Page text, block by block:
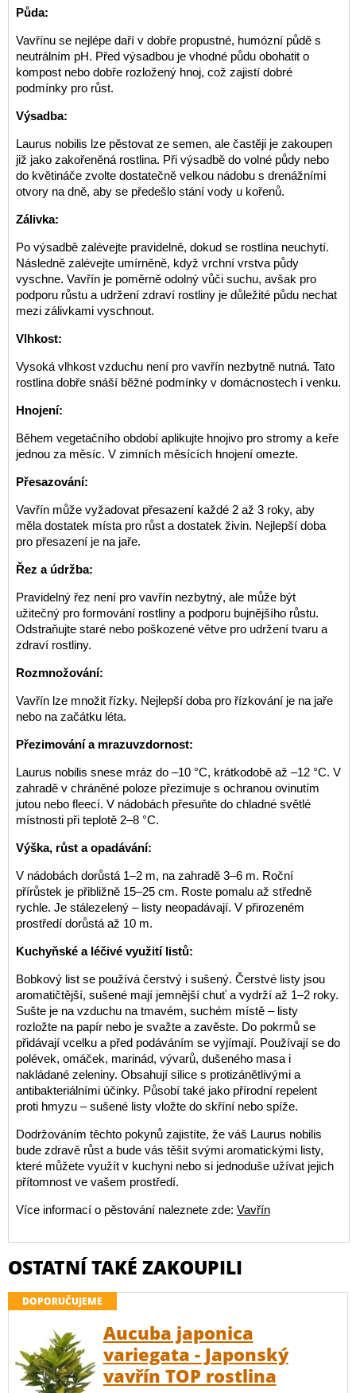
Půda:
Vavřínu se nejlépe daří v dobře propustné, humózní půdě s
neutrálním pH. Před výsadbou je vhodné půdu obohatit o
kompost nebo dobře rozložený hnoj, což zajistí dobré
podmínky pro růst.
Výsadba:
Laurus nobilis lze pěstovat ze semen, ale častěji je zakoupen
již jako zakořeněná rostlina. Při výsadbě do volné půdy nebo
do květináče zvolte dostatečně velkou nádobu s drenážními
otvory na dně, aby se předešlo stání vody u kořenů.
Zálivka:
Po výsadbě zalévejte pravidelně, dokud se rostlina neuchytí.
Následně zalévejte umírněně, když vrchní vrstva půdy
vyschne. Vavřín je poměrně odolný vůči suchu, avšak pro
podporu růstu a udržení zdraví rostliny je důležité půdu nechat
mezi zálivkami vyschnout.
Vlhkost:
Vysoká vlhkost vzduchu není pro vavřín nezbytně nutná. Tato
rostlina dobře snáší běžné podmínky v domácnostech i venku.
Hnojení:
Během vegetačního období aplikujte hnojivo pro stromy a keře
jednou za měsíc. V zimních měsících hnojení omezte.
Přesazování:
Vavřín může vyžadovat přesazení každé 2 až 3 roky, aby
měla dostatek místa pro růst a dostatek živin. Nejlepší doba
pro přesazení je na jaře.
Řez a údržba:
Pravidelný řez není pro vavřín nezbytný, ale může být
užitečný pro formování rostliny a podporu bujnějšího růstu.
Odstraňujte staré nebo poškozené větve pro udržení tvaru a
zdraví rostliny.
Rozmnožování:
Vavřín lze množit řízky. Nejlepší doba pro řízkování je na jaře
nebo na začátku léta.
Přezimování a mrazuvzdornost:
Laurus nobilis snese mráz do –10 °C, krátkodobě až –12 °C. V
zahradě v chráněné poloze přezimuje s ochranou ovinutím
jutou nebo fleecí. V nádobách přesuňte do chladné světlé
místnosti při teplotě 2–8 °C.
Výška, růst a opadávání:
V nádobách dorůstá 1–2 m, na zahradě 3–6 m. Roční
přírůstek je přibližně 15–25 cm. Roste pomalu až středně
rychle. Je stálezelený – listy neopadávají. V přirozeném
prostředí dorůstá až 10 m.
Kuchyňské a léčivé využití listů:
Bobkový list se používá čerstvý i sušený. Čerstvé listy jsou
aromatičtější, sušené mají jemnější chuť a vydrží až 1–2 roky.
Sušte je na vzduchu na tmavém, suchém místě – listy
rozložte na papír nebo je svažte a zavěste. Do pokrmů se
přidávají vcelku a před podáváním se vyjímají. Používají se do
polévek, omáček, marinád, vývarů, dušeného masa i
nakládané zeleniny. Obsahují silice s protizánětlivými a
antibakteriálními účinky. Působí také jako přírodní repelent
proti hmyzu – sušené listy vložte do skříní nebo spíže.
Dodržováním těchto pokynů zajistíte, že váš Laurus nobilis
bude zdravě růst a bude vás těšit svými aromatickými listy,
které můžete využít v kuchyni nebo si jednoduše užívat jejich
přítomnost ve vašem prostředí.
Více informací o pěstování naleznete zde: Vavřín
OSTATNÍ TAKÉ ZAKOUPILI
DOPORUČUJEME
Aucuba japonica
variegata - Japonský
vavřín TOP rostlina